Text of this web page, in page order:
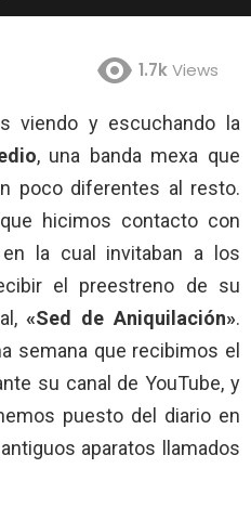
1.7kViews
viendo y escuchando la
, una banda mexa que
poco diferentes al resto.
hicimos contacto con
la cual invitaban a los
el preestreno de su
«Sed de Aniquilación».
semana que recibimos el
su canal de YouTube, y
puesto del diario en
aparatos llamados